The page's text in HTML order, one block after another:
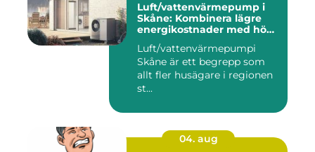
Luft/vattenvärmepump i
Skåne: Kombinera lägre
energikostnader med hög
komfort
Luft/vattenvärmepumpi
Skåne är ett begrepp som
allt fler husägare i regionen
st...
04. aug